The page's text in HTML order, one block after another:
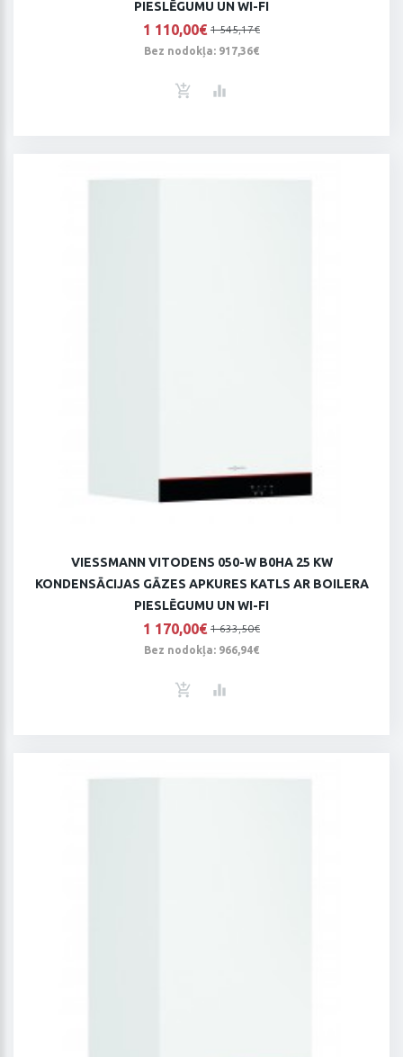
PIESLĒGUMU UN WI-FI
1 110,00€ 1 545,17€
Bez nodokļa: 917,36€
VIESSMANN VITODENS 050-W B0HA 25 KW
KONDENSĀCIJAS GĀZES APKURES KATLS AR BOILERA
PIESLĒGUMU UN WI-FI
1 170,00€ 1 633,50€
Bez nodokļa: 966,94€